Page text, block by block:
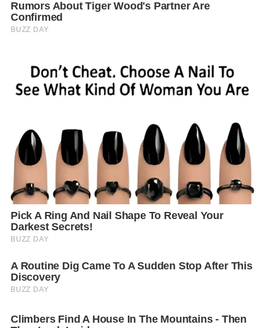
มหาชน) และพันธมิตรอื่นร่วมขับเคลื่อน ไม่ว่าจะเป็น
บริษัทจดทะเบียน บริษัทจำกัด หน่วยงานภาครัฐ สมาคม
กิจการเพื่อสังคม
โครงการCare the Bear จะเป็นเครื่องมือที่สามารถช่วย
หรือชุมชน เพื่อลดการปล่อยก๊าซเรือนกระจก โดยผลที่ได้
จากการคำนวณการลดก๊าซเรือนกระจกนี้สามารถเปิดเผย
ในรายงานประจำปี และรายงานความยั่งยืนขององค์กรได้
ซึ่งหลักการคำนวณการลดก๊าซเรือนกระจกเป็นไปตาม
มาตรฐานองค์การบริหารจัดการก๊าซเรือน
กระจก(องค์การมหาชน)
“จากหลักการที่ว่า หากเราสามารถวัด หรือมีเครื่องมือวัด
หรือกำหนดกลยุทธ์การบริหารจัดการ ออกแบบกิจกรรม
หรือกระบวนการทำงานแต่ละโครงการต่างๆ อย่างไรให้มี
ง่ายขึ้น ปีนี้โครงการCare the Bearซึ่งก้าวสู่ปีที่3 ได้